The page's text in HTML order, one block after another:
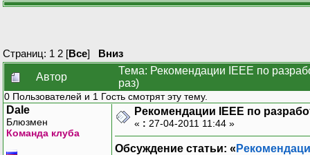
Страниц: 1 2 [Все] Вниз
Автор
Тема: Рекомендации IEEE по
раз)
0 Пользователей и 1 Гость смотрят эту тему.
Dale
Блюзмен
Команда клуба
Рекомендации IEEE по
« : 27-04-2011 11:44 »
Обсуждение статьи: «